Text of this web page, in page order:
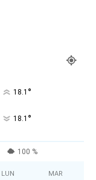
18.1 °
18.1 °
100 %
LUN MAR